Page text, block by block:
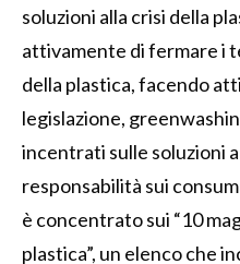
soluzioni alla crisi della
attivamente di fermare i
della plastica, facendo
legislazione,
incentrati sulle soluzioni
responsabilità sui
è concentrato sui “10
plastica”, un elenco che